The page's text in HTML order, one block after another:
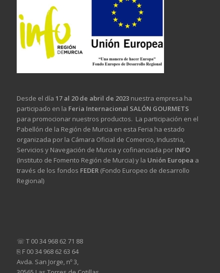
Desde el día 17 al 20 de abril de 2023nuestra empresa ha
participado en la Feria Internacional SALÓN GOURMETS
para promocionar nuestros productos. La participación en el
Pabellón de la Región de Murcia en esta Feria ha estado
organizada por la Cámara Oficial de Comercio, Industria,
Servicios y Navegación de Murcia y cofinanciada por INFO
(Instituto de Fomento Región de Murcia) y la Unión Europea a
través de los fondos FEDER(Fondo Europeo de desarrollo
Regional)
☏ T 00 34 968 62 71 88
⎘ F 00 34 968 62 63 64
Avda. San Jorge, nº 3,